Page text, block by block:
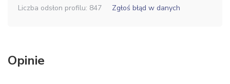
Liczba odsłon profilu: 847
Zgłoś błąd w danych
Opinie